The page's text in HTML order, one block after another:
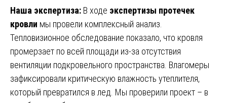
Наша экспертиза: В ходе экспертизы протечек
кровли мы провели комплексный анализ.
Тепловизионное обследование показало, что кровля
промерзает по всей площади из-за отсутствия
вентиляции подкровельного пространства. Влагомеры
зафиксировали критическую влажность утеплителя,
который превратился в лед. Мы проверили проект – в